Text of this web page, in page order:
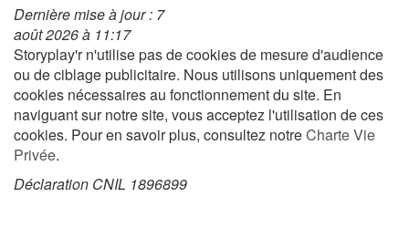
Dernière mise à jour : 7
août 2026 à 11:17
Storyplay'r n'utilise pas de cookies de mesure d'audience
ou de ciblage publicitaire. Nous utilisons uniquement des
cookies nécessaires au fonctionnement du site. En
naviguant sur notre site, vous acceptez l'utilisation de ces
cookies. Pour en savoir plus, consultez notreCharte Vie
Privée.
Déclaration CNIL 1896899